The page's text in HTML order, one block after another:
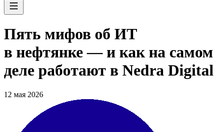
Пять мифов об ИТ
в нефтянке — и как на самом
деле работают в Nedra Digital
12 мая 2026